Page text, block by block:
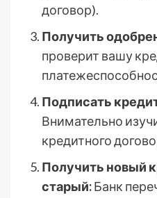
договор).
Получить
проверит вашу
Подписать
Внимательно
кредитного
Получить новый
старый:Банк